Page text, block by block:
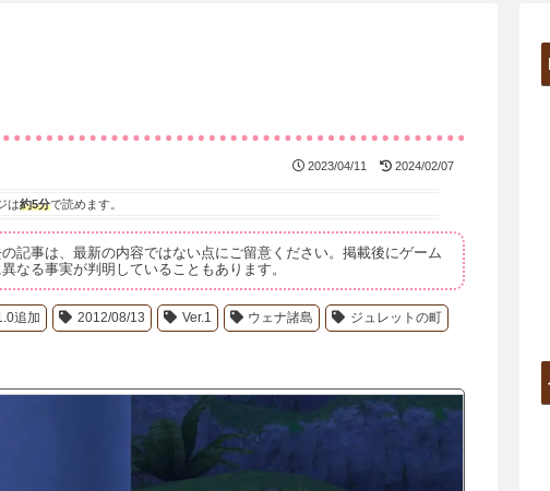
2023/04/11 2024/02/07
は約5分で読めます。
記事は、最新の内容ではない点にご留意ください。掲載後にゲーム
なる事実が判明していることもあります。
追加 2012/08/13 Ver.1 ウェナ諸島 ジュレットの町